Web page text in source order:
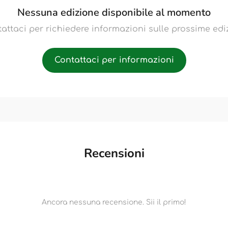
Nessuna edizione disponibile al momento
per richiedere informazioni sulle prossime
Contattaci per informazioni
Recensioni
Ancora nessuna recensione. Sii il primo!